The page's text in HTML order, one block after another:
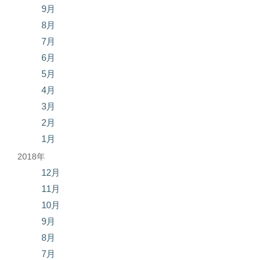
9月
8月
7月
6月
5月
4月
3月
2月
1月
2018年
12月
11月
10月
9月
8月
7月